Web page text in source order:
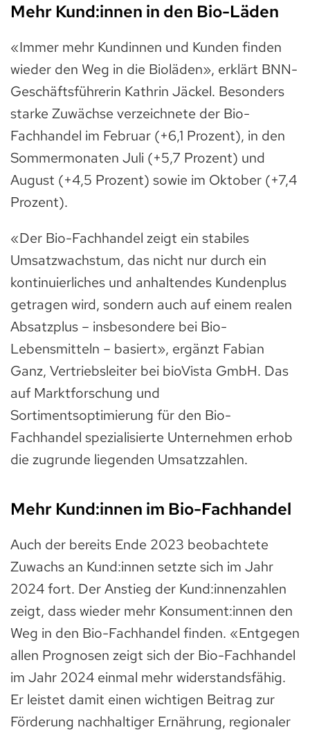
Mehr Kund:innen in den Bio-Läden
«Immer mehr Kundinnen und Kunden finden
wieder den Weg in die Bioläden», erklärt BNN-
Geschäftsführerin Kathrin Jäckel. Besonders
starke Zuwächse verzeichnete der Bio-
Fachhandel im Februar (+6,1 Prozent), in den
Sommermonaten Juli (+5,7 Prozent) und
August (+4,5 Prozent) sowie im Oktober (+7,4
Prozent).
«Der Bio-Fachhandel zeigt ein stabiles
Umsatzwachstum, das nicht nur durch ein
kontinuierliches und anhaltendes Kundenplus
getragen wird, sondern auch auf einem realen
Absatzplus – insbesondere bei Bio-
Lebensmitteln – basiert», ergänzt Fabian
Ganz, Vertriebsleiter bei bioVista GmbH. Das
auf Marktforschung und
Sortimentsoptimierung für den Bio-
Fachhandel spezialisierte Unternehmen erhob
die zugrunde liegenden Umsatzzahlen.
Mehr Kund:innen im Bio-Fachhandel
Auch der bereits Ende 2023 beobachtete
Zuwachs an Kund:innen setzte sich im Jahr
2024 fort. Der Anstieg der Kund:innenzahlen
zeigt, dass wieder mehr Konsument:innen den
Weg in den Bio-Fachhandel finden. «Entgegen
allen Prognosen zeigt sich der Bio-Fachhandel
im Jahr 2024 einmal mehr widerstandsfähig.
Er leistet damit einen wichtigen Beitrag zur
Förderung nachhaltiger Ernährung, regionaler